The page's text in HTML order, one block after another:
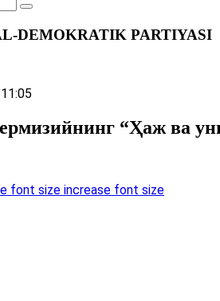
DEMOKRATIK PARTIYASI
“Ҳаж ва
font size increase font size